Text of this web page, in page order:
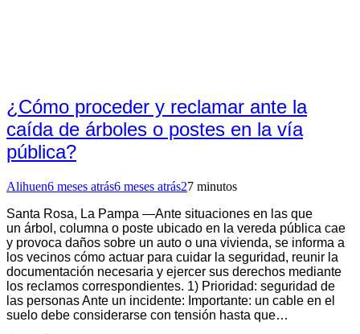
¿Cómo proceder y reclamar ante la
caída de árboles o postes en la vía
pública?
Alihuen6 meses atrás6 meses atrás27 minutos
Santa Rosa, La Pampa —Ante situaciones en las que
un árbol, columna o poste ubicado en la vereda pública cae
y provoca daños sobre un auto o una vivienda, se informa a
los vecinos cómo actuar para cuidar la seguridad, reunir la
documentación necesaria y ejercer sus derechos mediante
los reclamos correspondientes. 1) Prioridad: seguridad de
las personas Ante un incidente: Importante: un cable en el
suelo debe considerarse con tensión hasta que…